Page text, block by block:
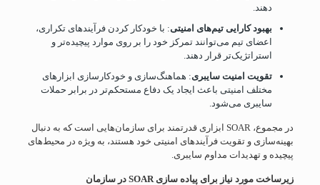
دهند.
بهبود کارایی تیم‌های امنیتی: با خودکار کردن فرآیندهای تکراری،
اعضای تیم می‌توانند تمرکز خود را بر روی موارد پیچیده‌تر و
استراتژیک‌تر قرار دهند.
تقویت امنیت سایبری: هماهنگ‌سازی و خودکارسازی ابزارهای
مختلف امنیتی باعث ایجاد یک دفاع مستحکم‌تر در برابر حملات
سایبری می‌شود.
در مجموع، SOAR ابزاری قدرتمند برای سازمان‌هایی است که به دنبال
بهینه‌سازی و تقویت فرآیندهای امنیتی خود هستند، به ویژه در محیط‌های
پیچیده و تهدیدات مداوم سایبری.
زیرساخت مورد نیاز برای پیاده سازیSOARدر سازمان